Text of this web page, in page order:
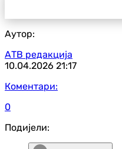
Аутор:
АТВ редакција
10.04.2026 21:17
Коментари:
0
Подијели: